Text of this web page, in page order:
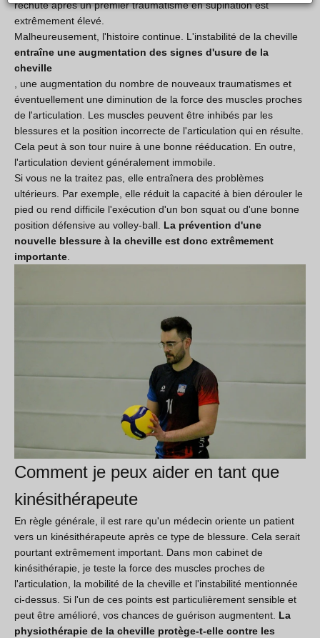
rechute après un premier traumatisme en supination est
extrêmement élevé.
Malheureusement, l'histoire continue. L'instabilité de la cheville
entraîne une augmentation des signes d'usure de la
cheville
, une augmentation du nombre de nouveaux traumatismes et
éventuellement une diminution de la force des muscles proches
de l'articulation. Les muscles peuvent être inhibés par les
blessures et la position incorrecte de l'articulation qui en résulte.
Cela peut à son tour nuire à une bonne rééducation. En outre,
l'articulation devient généralement immobile.
Si vous ne la traitez pas, elle entraînera des problèmes
ultérieurs. Par exemple, elle réduit la capacité à bien dérouler le
pied ou rend difficile l'exécution d'un bon squat ou d'une bonne
position défensive au volley-ball. La prévention d'une
nouvelle blessure à la cheville est donc extrêmement
importante.
Comment je peux aider en tant que
kinésithérapeute
En règle générale, il est rare qu'un médecin oriente un patient
vers un kinésithérapeute après ce type de blessure. Cela serait
pourtant extrêmement important. Dans mon cabinet de
kinésithérapie, je teste la force des muscles proches de
l'articulation, la mobilité de la cheville et l'instabilité mentionnée
ci-dessus. Si l'un de ces points est particulièrement sensible et
peut être amélioré, vos chances de guérison augmentent. La
physiothérapie de la cheville protège-t-elle contre les